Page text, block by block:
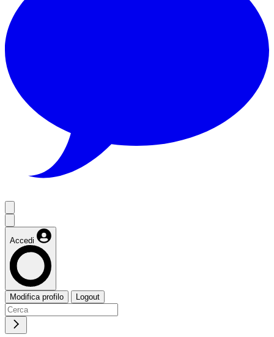
Accedi
Modifica profilo Logout